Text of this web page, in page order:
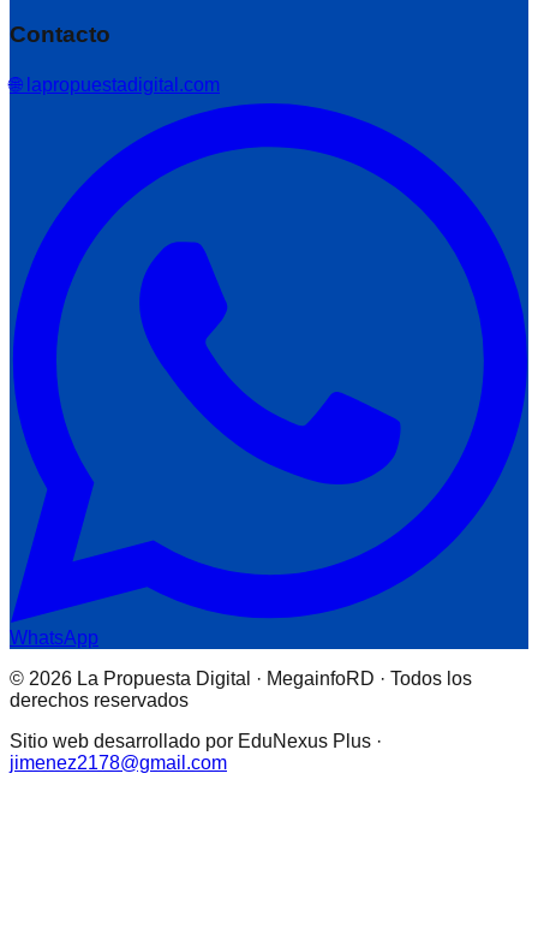
Contacto
🌐 lapropuestadigital.com
WhatsApp
© 2026 La Propuesta Digital · MegainfoRD · Todos los
derechos reservados
Sitio web desarrollado por EduNexus Plus ·
jimenez2178@gmail.com